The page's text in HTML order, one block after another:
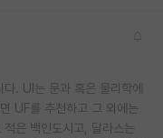
. UI는 문과 혹은 물리학에
UF를 추천하고 그 외에는
은 백인도시고, 달라스는